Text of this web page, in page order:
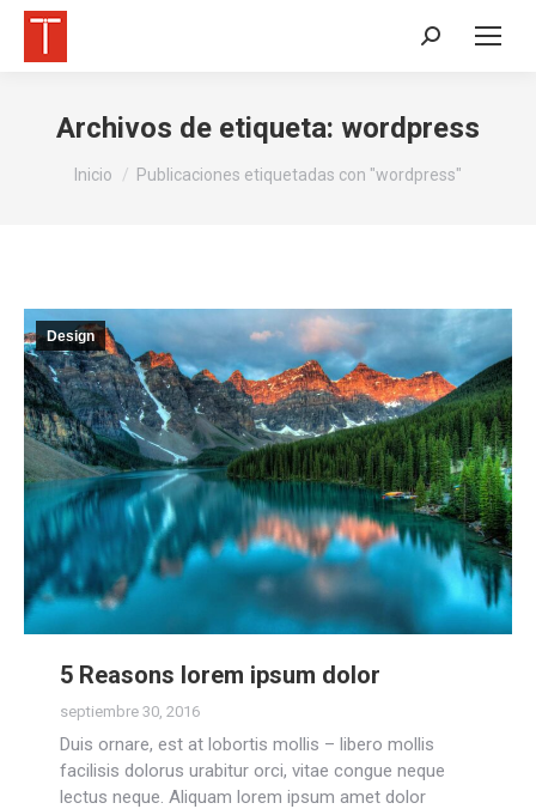
Buscar:
Archivos de etiqueta: wordpress
Estás aquí:
Inicio Publicaciones etiquetadas con "wordpress"
Design
5 Reasons lorem ipsum dolor
septiembre 30, 2016
Duis ornare, est at lobortis mollis – libero mollis
facilisis dolorus urabitur orci, vitae congue neque
lectus neque. Aliquam lorem ipsum amet dolor